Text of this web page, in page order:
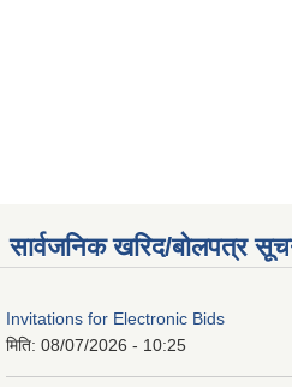
सार्वजनिक खरिद/बोलपत्र
Invitations for Electronic Bids
मिति: 08/07/2026 - 10:25